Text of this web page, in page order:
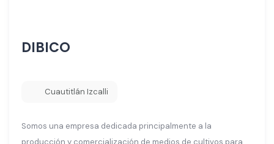
DIBICO
Cuautitlán Izcalli
Somos una empresa dedicada principalmente a la
producción y comercialización de medios de cultivos para